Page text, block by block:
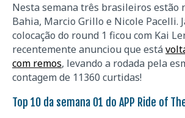
Nesta semana três brasileiros estão
Bahia, Marcio Grillo e Nicole Pacelli.
colocação do round 1 ficou com Kai
recentemente anunciou que está
com remos, levando a rodada pela
contagem de 11360 curtidas!
Top 10 da semana 01 do APP Ride of